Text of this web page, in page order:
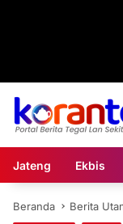
Jateng Ekbis
Beranda Berita